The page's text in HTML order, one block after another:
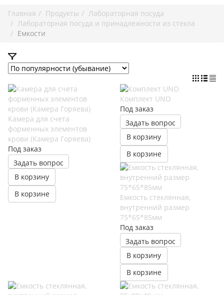
Главная Продукты
Лабораторная посуда
Лабораторная посуда и принадлежности из стекла
Емкости
Камера для счета
форменных элементов
крови (Камера Горяева)
Под заказ
Задать вопрос
В корзину
В корзине
Комплект UNO
Под заказ
Задать вопрос
В корзину
В корзине
Емкость стеклянная,
внутренний размер
75*65*85мм
Под заказ
Задать вопрос
В корзину
В корзине